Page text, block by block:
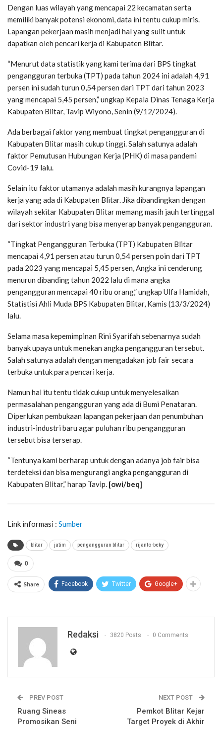
Dengan luas wilayah yang mencapai 22 kecamatan serta
memiliki banyak potensi ekonomi, data ini tentu cukup miris.
Lapangan pekerjaan masih menjadi hal yang sulit untuk
dapatkan oleh pencari kerja di Kabupaten Blitar.
“Menurut data statistik yang kami terima dari BPS tingkat
pengangguran terbuka (TPT) pada tahun 2024 ini adalah 4,91
persen ini sudah turun 0,54 persen dari TPT dari tahun 2023
yang mencapai 5,45 persen,” ungkap Kepala Dinas Tenaga Kerja
Kabupaten Blitar, Tavip Wiyono, Senin (9/12/2024).
Ada berbagai faktor yang membuat tingkat pengangguran di
Kabupaten Blitar masih cukup tinggi. Salah satunya adalah
faktor Pemutusan Hubungan Kerja (PHK) di masa pandemi
Covid-19 lalu.
Selain itu faktor utamanya adalah masih kurangnya lapangan
kerja yang ada di Kabupaten Blitar. Jika dibandingkan dengan
wilayah sekitar Kabupaten Blitar memang masih jauh tertinggal
dari sektor industri yang bisa menyerap banyak pengangguran.
“Tingkat Pengangguran Terbuka (TPT) Kabupaten Blitar
mencapai 4,91 persen atau turun 0,54 persen poin dari TPT
pada 2023 yang mencapai 5,45 persen, Angka ini cenderung
menurun dibanding tahun 2022 lalu di mana angka
pengangguran mencapai 40 ribu orang,” ungkap Ulfa Hamidah,
Statistisi Ahli Muda BPS Kabupaten Blitar, Kamis (13/3/2024)
lalu.
Selama masa kepemimpinan Rini Syarifah sebenarnya sudah
banyak upaya untuk menekan angka pengangguran tersebut.
Salah satunya adalah dengan mengadakan job fair secara
terbuka untuk para pencari kerja.
Namun hal itu tentu tidak cukup untuk menyelesaikan
permasalahan pengangguran yang ada di Bumi Penataran.
Diperlukan pembukaan lapangan pekerjaan dan penumbuhan
industri-industri baru agar puluhan ribu pengangguran
tersebut bisa terserap.
“Tentunya kami berharap untuk dengan adanya job fair bisa
terdeteksi dan bisa mengurangi angka pengangguran di
Kabupaten Blitar,” harap Tavip. [owi/beq]
Link informasi : Sumber
blitar jatim pengangguran blitar rijanto-beky
0
Share Facebook Twitter Google+
Redaksi 3820 Posts 0 Comments
PREV POST
Ruang Sineas
Promosikan Seni
NEXT POST
Pemkot Blitar Kejar
Target Proyek di Akhir